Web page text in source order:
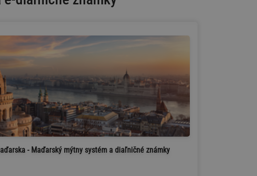
- Maďarský mýtny systém a diaľničné známky